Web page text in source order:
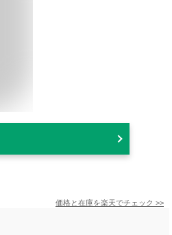
価格と在庫を楽天でチェック >>